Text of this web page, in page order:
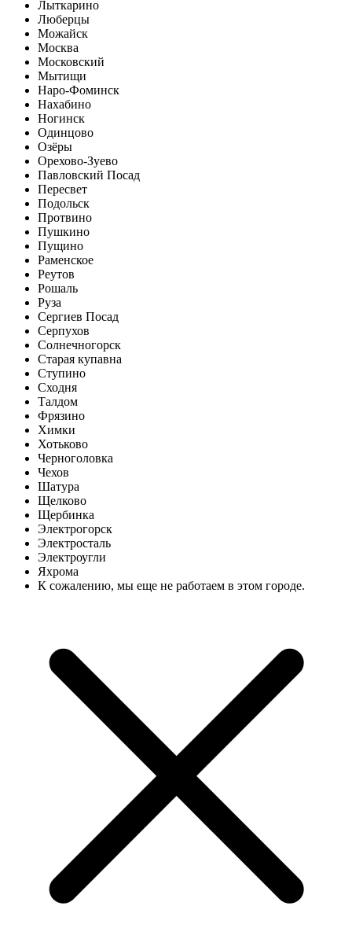
Лыткарино
Люберцы
Можайск
Москва
Московский
Мытищи
Наро-Фоминск
Нахабино
Ногинск
Одинцово
Озёры
Орехово-Зуево
Павловский Посад
Пересвет
Подольск
Протвино
Пушкино
Пущино
Раменское
Реутов
Рошаль
Руза
Сергиев Посад
Серпухов
Солнечногорск
Старая купавна
Ступино
Сходня
Талдом
Фрязино
Химки
Хотьково
Черноголовка
Чехов
Шатура
Щелково
Щербинка
Электрогорск
Электросталь
Электроугли
Яхрома
К сожалению, мы еще не работаем в этом городе.